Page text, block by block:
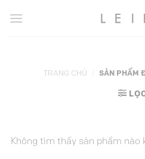
đến
TRANG CHỦ SẢN PHẨM
Không tìm thấy sản phẩm nào